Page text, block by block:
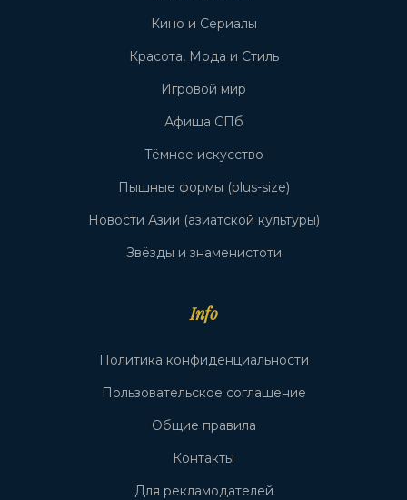
Кино и Сериалы
Красота, Мода и Стиль
Игровой мир
Афиша СПб
Тёмное искусство
Пышные формы (plus-size)
Новости Азии (азиатской культуры)
Звёзды и знаменистоти
Info
Политика конфиденциальности
Пользовательское соглашение
Общие правила
Контакты
Для рекламодателей